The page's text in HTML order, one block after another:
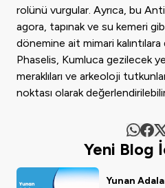
rolünü vurgular. Ayrıca, bu
agora, tapınak ve su kemeri
dönemine ait mimari
Phaselis, Kumluca gezilecek
meraklıları ve arkeoloji
noktası olarak
Yeni Blog
Yunan